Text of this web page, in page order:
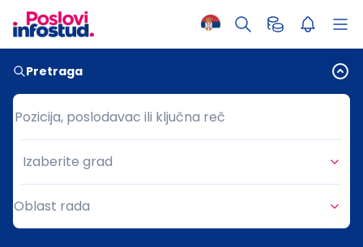
Pretraga
Pozicija, poslodavac ili ključna reč
Pozicija, poslodavac ili ključna reč
Grad
Izaberite grad
Oblast rada